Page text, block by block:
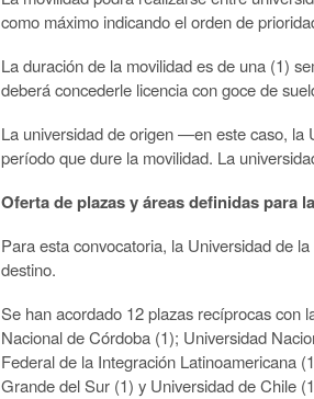
como máximo indicando elorden de
La duración de la movilidad es de una (1)
deberá concederle licencia con gocede
La universidad de origen —en este caso, la
período que dure la movilidad. La
Oferta de plazas y áreas definidas para
Para esta convocatoria, la Universidad de
destino.
Se han acordado 12 plazas recíprocas con
Nacional de Córdoba (1); Universidad
Federalde la Integración Latinoamericana
Grande del Sur (1) y Universidad de Chile